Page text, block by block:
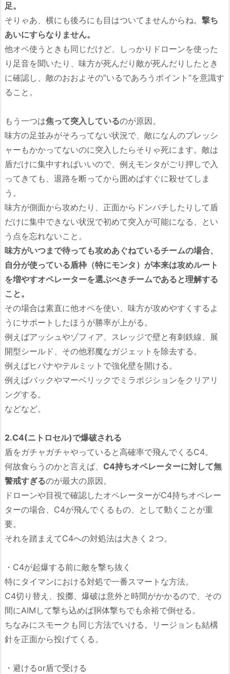
足。
そりゃあ、横にも後ろにも目はついてませんからね。 撃ち
あいにすらなりません。
他オペ使うときも同じだけど、しっかりドローンを使った
り足音を聞いたり、味方が死んだり敵が死んだりしたとき
に確認し、敵のおおよその”いるであろうポイント”を意識す
ること。
もう一つは焦って突入しているのが原因。
味方の足並みがそろってない状況で、敵になんのプレッシ
ャーもかかってないのに突入したらそりゃ死にます。敵は
盾だけに集中すればいいので、例えモンタがごり押しで入
ってきても、退路を断ってから囲めばすぐに殺せてしま
う。
味方が側面から攻めたり、正面からドンパチしたりして盾
だけに集中できない状況で初めて突入が可能になる、とい
う点を忘れないこと。
味方がいつまで待っても攻めあぐねているチームの場合、
自分が使っている盾枠（特にモンタ）が本来は攻めルート
を増やすオペレーターを選ぶべきチームであると理解する
こと。
その場合は素直に他オペを使い、味方が攻めやすくするよ
うにサポートしたほうが勝率が上がる。
例えばアッシュやゾフィア、スレッジで壁と有刺鉄線、展
開型シールド、その他邪魔なガジェットを除去する。
例えばヒバナやテルミットで強化壁を開ける。
例えばバックやマーベリックでミラポジションをクリアリ
ングする。
などなど。
2.C4(ニトロセル)で爆破される
盾をガチャガチャやっていると高確率で飛んでくるC4。
何故食らうのかと言えば、 C4持ちオペレーターに対して無
警戒すぎるのが最大の原因。
ドローンや目視で確認したオペレーターがC4持ちオペレー
ターの場合、C4が飛んでくるもの、として動くことが重
要。
それを踏まえてC4への対処法は大きく２つ。
・C4が起爆する前に敵を撃ち抜く
特にタイマンにおける対処で一番スマートな方法。
C4切り替え、投擲、爆破は意外と時間がかかるので、その
間にAIMして撃ち込めば胴体撃ちでも余裕で倒せる。
ちなみにスモークも同じ方法でいける。リージョンも結構
針を正面から投げてくる。
・避けるor盾で受ける